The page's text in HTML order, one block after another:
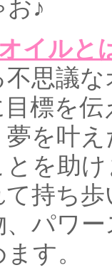
♪
イルと
思議
標を
を叶
とを助
持ち
、パワ
す。